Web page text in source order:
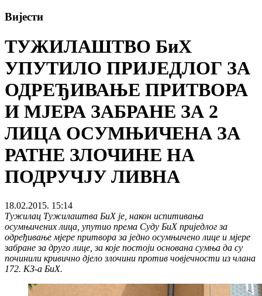
Вијести
ТУЖИЛАШТВО БиХ
УПУТИЛО ПРИЈЕДЛОГ ЗА
ОДРЕЂИВАЊЕ ПРИТВОРА
И МЈЕРА ЗАБРАНЕ ЗА 2
ЛИЦА ОСУМЊИЧЕНА ЗА
РАТНЕ ЗЛОЧИНЕ НА
ПОДРУЧЈУ ЛИВНА
18.02.2015. 15:14
Тужилац Тужилаштва БиХ је, након испитивања
осумњичених лица, упутио према Суду БиХ приједлог за
одређивање мјере притвора за једно осумњичено лице и мјере
забране за друго лице, за које постоји основана сумња да су
починили кривично дјело злочини против човјечности из члана
172. КЗ-а БиХ.